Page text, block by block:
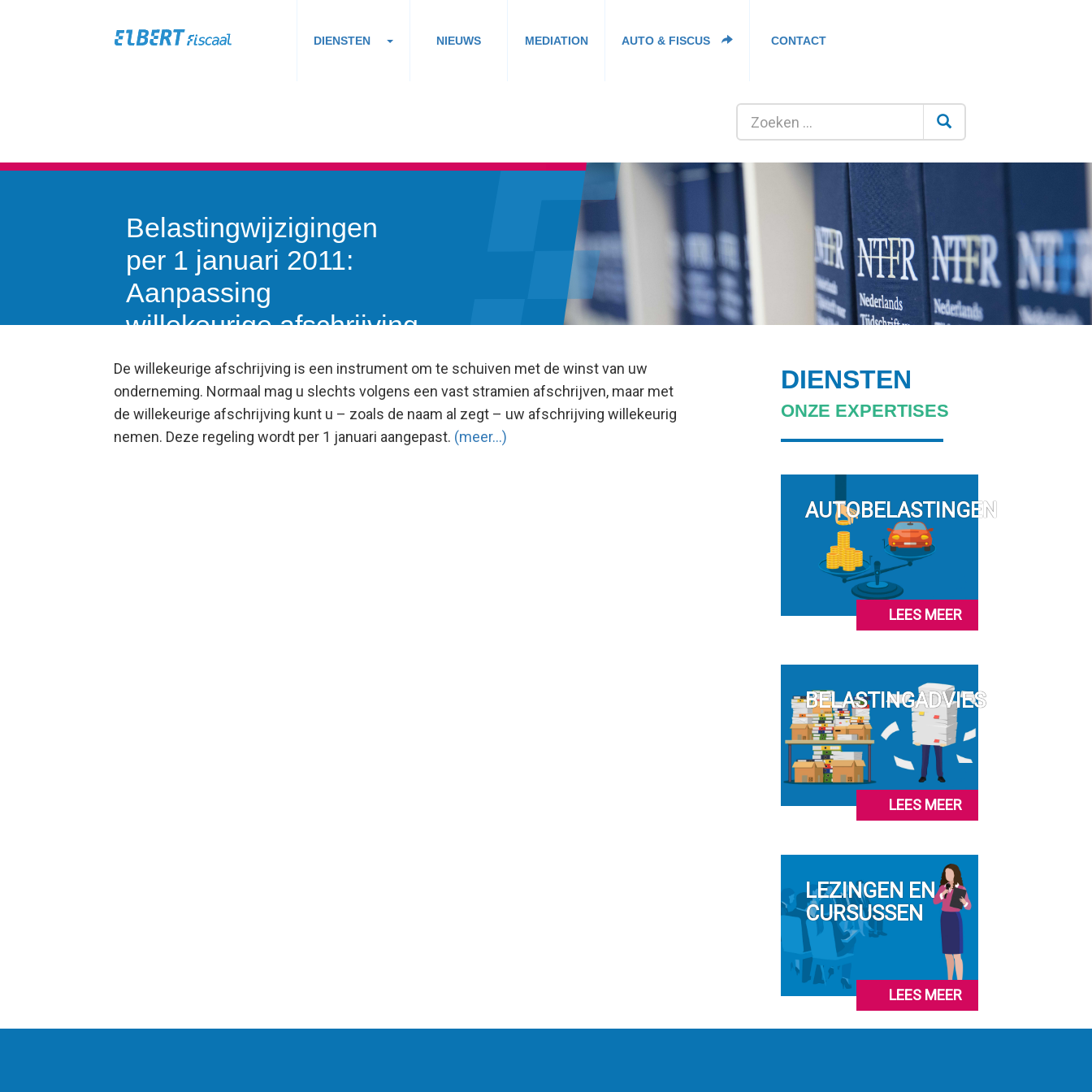
DIENSTEN NIEUWS MEDIATION AUTO & FISCUS CONTACT
Belastingwijzigingen
per 1 januari 2011:
Aanpassing
willekeurige afschrijving
De willekeurige afschrijving is een instrument om te schuiven met de winst van uw
onderneming. Normaal mag u slechts volgens een vast stramien afschrijven, maar met
de willekeurige afschrijving kunt u – zoals de naam al zegt – uw afschrijving willekeurig
nemen. Deze regeling wordt per 1 januari aangepast. (meer…)
DIENSTEN
ONZE EXPERTISES
AUTOBELASTINGEN
LEES MEER
BELASTINGADVIES
LEES MEER
LEZINGEN EN
CURSUSSEN
LEES MEER